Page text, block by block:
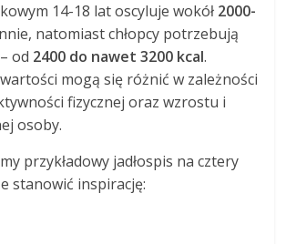
14-18 lat oscyluje wokół 2000-
natomiast chłopcy potrzebują
od 2400 do nawet 3200 kcal.
mogą się różnić w zależności
fizycznej oraz wzrostu i
osoby.
przykładowy jadłospis na cztery
stanowić inspirację: